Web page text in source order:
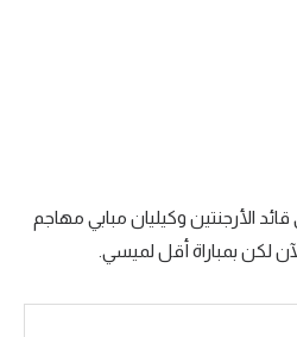
الأرجنتين وكيليان مبابي مهاجم
لكن بمباراة أقل لميسي.